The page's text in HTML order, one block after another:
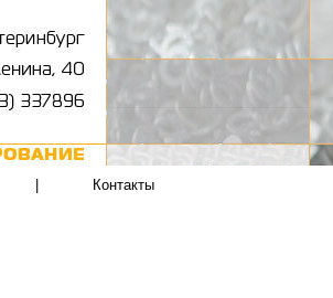
Контакты